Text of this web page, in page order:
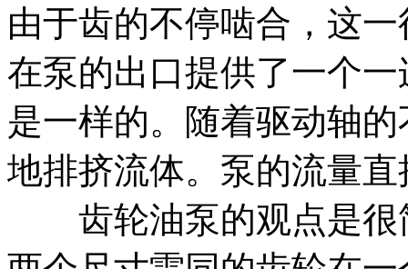
由于齿的不停啮合，这
在泵的出口提供了一个
是一样的。随着驱动轴
地排挤流体。泵的流量
齿轮油泵的观点是很